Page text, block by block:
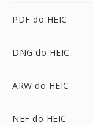
PDF do HEIC
DNG do HEIC
ARW do HEIC
NEF do HEIC